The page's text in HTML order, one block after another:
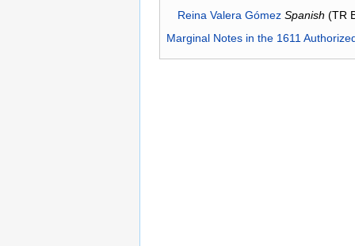
Reina Valera Gómez Spanish (TR
Marginal Notes in the 1611